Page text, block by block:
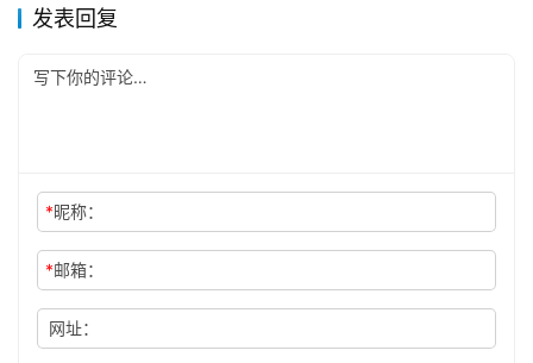
发表回复
*昵称：
*邮箱：
网址：